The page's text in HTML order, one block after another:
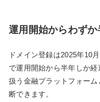
運用開始からわずか
ドメイン登録は2025年10
で運用開始から半年しか
扱う金融プラットフォー
断できます。